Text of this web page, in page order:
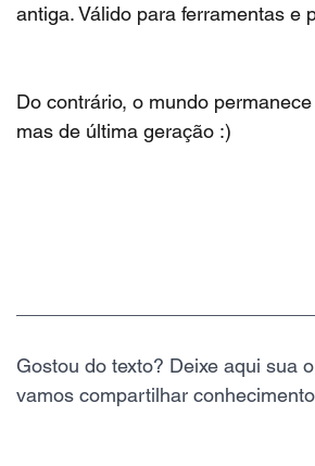
antiga. Válido para ferramentas e
Do contrário, o mundo
mas de última geração :)
Gostou do texto? Deixe aqui sua
vamos compartilhar